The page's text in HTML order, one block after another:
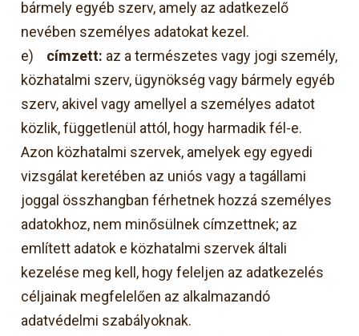
bármely egyéb szerv, amely az adatkezelő
nevében személyes adatokat kezel.
e) címzett: az a természetes vagy jogi személy,
közhatalmi szerv, ügynökség vagy bármely egyéb
szerv, akivel vagy amellyel a személyes adatot
közlik, függetlenül attól, hogy harmadik fél-e.
Azon közhatalmi szervek, amelyek egy egyedi
vizsgálat keretében az uniós vagy a tagállami
joggal összhangban férhetnek hozzá személyes
adatokhoz, nem minősülnek címzettnek; az
említett adatok e közhatalmi szervek általi
kezelése meg kell, hogy feleljen az adatkezelés
céljainak megfelelően az alkalmazandó
adatvédelmi szabályoknak.